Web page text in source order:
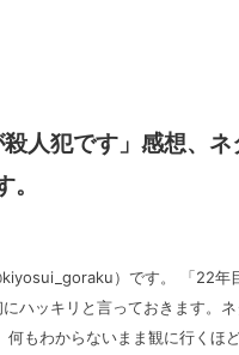
人犯です」感想、
）です。 「22年
にハッキリと言っておきます。
何もわからないまま観に行くほ